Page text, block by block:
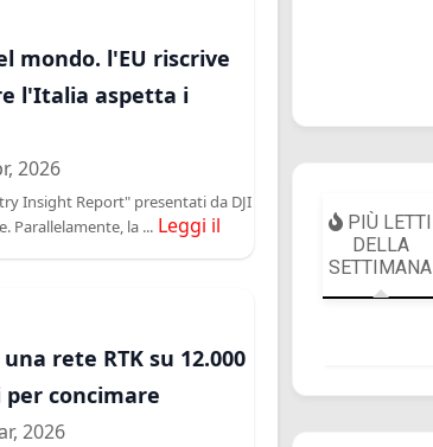
mondo. l'EU riscrive
l'Italia aspetta i
2026
Insight Report" presentati da DJI
Parallelamente, la ... Leggi il
rete RTK su 12.000
concimare
2026
PIÙ LETTI
DELLA
SETTIMANA